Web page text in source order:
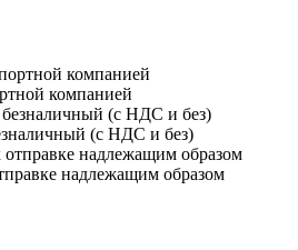
компанией
(с НДС и без)
надлежащим образом